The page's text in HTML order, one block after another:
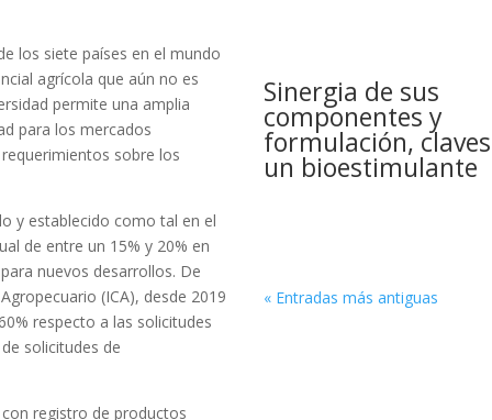
los siete países en el mundo
agrícola que aún no es
permite una amplia
para los mercados
sobre los
y establecido como tal en el
de entre un 15% y 20% en
nuevos desarrollos. De
(ICA), desde 2019
respecto a las solicitudes
solicitudes de
registro de productos
Sinergia de sus
componentes y
formulación,
un bioestimulante
« Entradas más antiguas